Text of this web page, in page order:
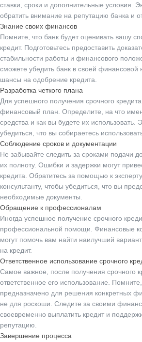
ставки, сроки и дополнительные условия.
обратить внимание на репутацию банка и
Знание своих финансов
Помните, что банк будет оценивать вашу
кредит. Подготовьтесь предоставить
стабильности работы и финансового
сможете убедить банк в своей
шансы на одобрение кредита.
Разработка четкого плана
Для успешного получения срочного
финансовый план. Определите, на что
средства и как вы будете их использовать.
убедиться, что вы собираетесь
Соблюдение сроков и документации
Не забывайте следить за сроками подачи
их полноту. Ошибки и задержки могут
кредита. Обратитесь за помощью к
консультанту, чтобы убедиться, что вы
необходимые документы.
Обращение к профессионалам
Иногда успешное получение срочного
профессиональной помощи. Финансовые
могут помочь вам найти наилучший вариант
на кредит.
Ответственное использование срочного
Самое важное, после получения срочного
ответственное его использование.
предназначено для решения конкретных
не для роскоши. Следите за своими
своевременно выплатить кредит и
репутацию.
Завершение процесса